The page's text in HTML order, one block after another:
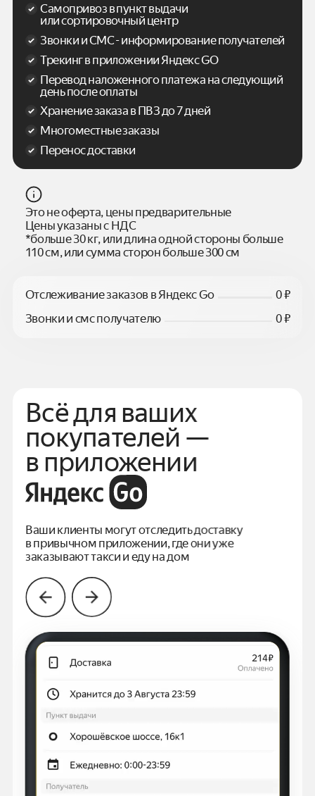
Самопривоз в пункт выдачи
или сортировочный центр
Звонки и СМС - информирование получателей
Трекинг в приложении Яндекс GO
Перевод наложенного платежа на следующий
день после оплаты
Хранение заказа в ПВЗ до 7 дней
Многоместные заказы
Перенос доставки
Это не оферта, цены предварительные
Цены указаны с НДС
*больше 30 кг, или длина одной стороны больше
110 см, или сумма сторон больше 300 см
Отслеживание заказов в Яндекс Go
0 ₽
Звонки и смс получателю
0 ₽
Всё для ваших
покупателей —
в приложении
Ваши клиенты могут отследить доставку
в привычном приложении, где они уже
заказывают такси и еду на дом